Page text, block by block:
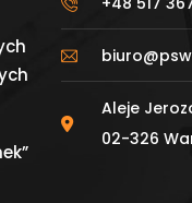
Aleje
02-326